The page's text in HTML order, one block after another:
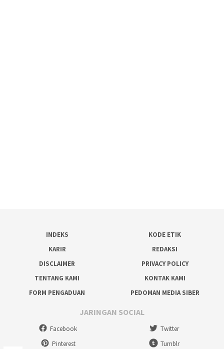
INDEKS
KODE ETIK
KARIR
REDAKSI
DISCLAIMER
PRIVACY POLICY
TENTANG KAMI
KONTAK KAMI
FORM PENGADUAN
PEDOMAN MEDIA SIBER
JARINGAN SOCIAL
Facebook
Twitter
Pinterest
Tumblr